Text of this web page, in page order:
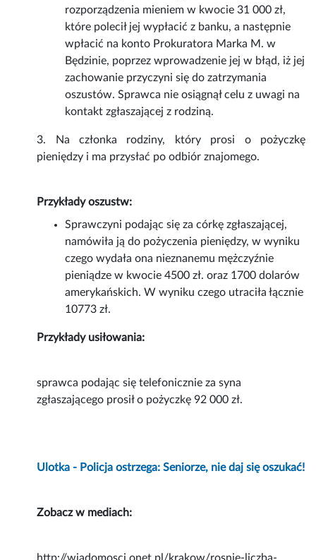
rozporządzenia mieniem w kwocie 31 000 zł,
które polecił jej wypłacić z banku, a następnie
wpłacić na konto Prokuratora Marka M. w
Będzinie, poprzez wprowadzenie jej w błąd, iż jej
zachowanie przyczyni się do zatrzymania
oszustów. Sprawca nie osiągnął celu z uwagi na
kontakt zgłaszającej z rodziną.
3. Na członka rodziny, który prosi o pożyczkę
pieniędzy i ma przysłać po odbiór znajomego.
Przykłady oszustw:
Sprawczyni podając się za córkę zgłaszającej,
namówiła ją do pożyczenia pieniędzy, w wyniku
czego wydała ona nieznanemu mężczyźnie
pieniądze w kwocie 4500 zł. oraz 1700 dolarów
amerykańskich. W wyniku czego utraciła łącznie
10773 zł.
Przykłady usiłowania:
sprawca podając się telefonicznie za syna
zgłaszającego prosił o pożyczkę 92 000 zł.
Ulotka - Policja ostrzega: Seniorze, nie daj się oszukać!
Zobacz w mediach: